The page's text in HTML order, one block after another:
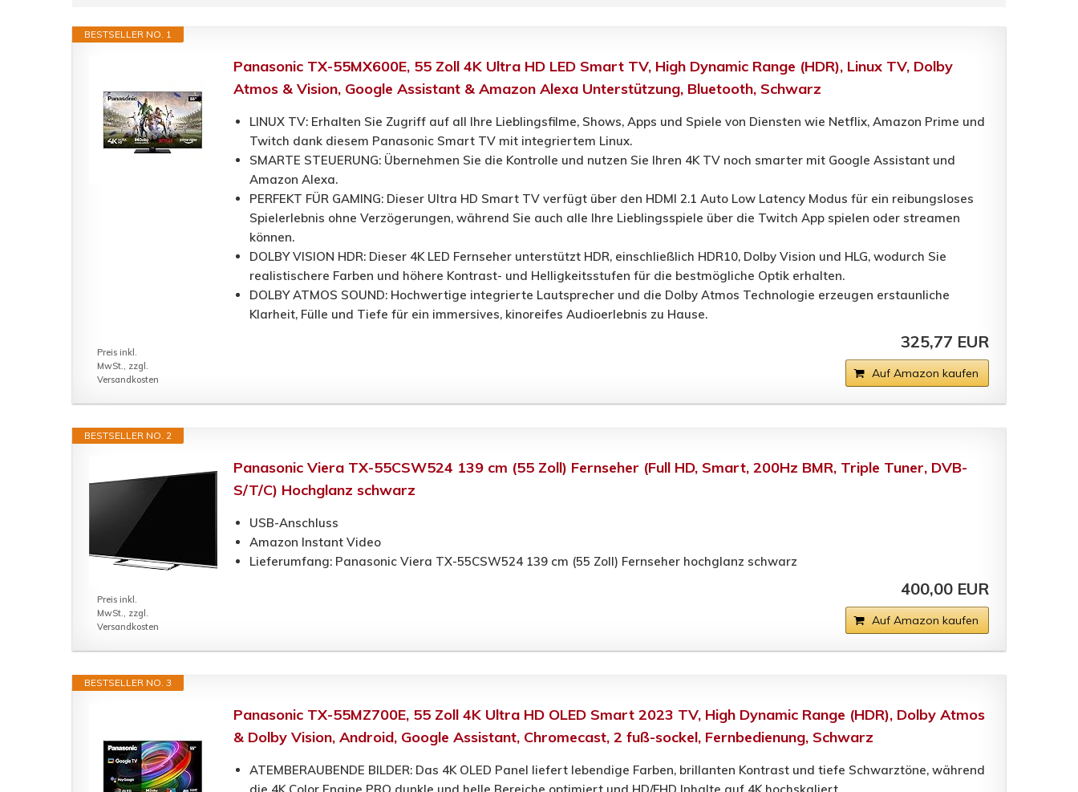
BESTSELLER NO. 1
Panasonic TX-55MX600E, 55 Zoll 4K Ultra HD LED Smart TV, High Dynamic Range (HDR), Linux TV, Dolby
Atmos & Vision, Google Assistant & Amazon Alexa Unterstützung, Bluetooth, Schwarz
LINUX TV: Erhalten Sie Zugriff auf all Ihre Lieblingsfilme, Shows, Apps und Spiele von Diensten wie Netflix, Amazon Prime und
Twitch dank diesem Panasonic Smart TV mit integriertem Linux.
SMARTE STEUERUNG: Übernehmen Sie die Kontrolle und nutzen Sie Ihren 4K TV noch smarter mit Google Assistant und
Amazon Alexa.
PERFEKT FÜR GAMING: Dieser Ultra HD Smart TV verfügt über den HDMI 2.1 Auto Low Latency Modus für ein reibungsloses
Spielerlebnis ohne Verzögerungen, während Sie auch alle Ihre Lieblingsspiele über die Twitch App spielen oder streamen
können.
DOLBY VISION HDR: Dieser 4K LED Fernseher unterstützt HDR, einschließlich HDR10, Dolby Vision und HLG, wodurch Sie
realistischere Farben und höhere Kontrast- und Helligkeitsstufen für die bestmögliche Optik erhalten.
DOLBY ATMOS SOUND: Hochwertige integrierte Lautsprecher und die Dolby Atmos Technologie erzeugen erstaunliche
Klarheit, Fülle und Tiefe für ein immersives, kinoreifes Audioerlebnis zu Hause.
325,77 EUR
Auf Amazon kaufen
Preis inkl.
MwSt., zzgl.
Versandkosten
BESTSELLER NO. 2
Panasonic Viera TX-55CSW524 139 cm (55 Zoll) Fernseher (Full HD, Smart, 200Hz BMR, Triple Tuner, DVB-
S/T/C) Hochglanz schwarz
USB-Anschluss
Amazon Instant Video
Lieferumfang: Panasonic Viera TX-55CSW524 139 cm (55 Zoll) Fernseher hochglanz schwarz
400,00 EUR
Auf Amazon kaufen
Preis inkl.
MwSt., zzgl.
Versandkosten
BESTSELLER NO. 3
Panasonic TX-55MZ700E, 55 Zoll 4K Ultra HD OLED Smart 2023 TV, High Dynamic Range (HDR), Dolby Atmos
& Dolby Vision, Android, Google Assistant, Chromecast, 2 fuß-sockel, Fernbedienung, Schwarz
ATEMBERAUBENDE BILDER: Das 4K OLED Panel liefert lebendige Farben, brillanten Kontrast und tiefe Schwarztöne, während